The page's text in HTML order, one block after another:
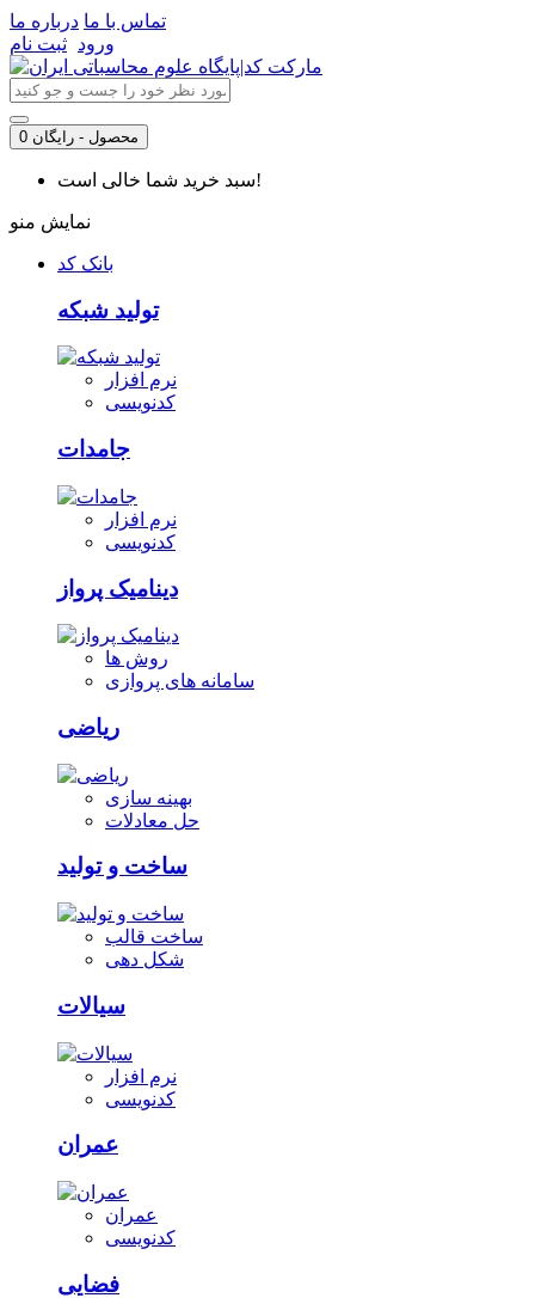
تماس با ما درباره ما
ورود ثبت نام
0 محصول - رایگان
سبد خرید شما خالی است!
نمایش منو
بانک کد
تولید شبکه
نرم افزار
کدنویسی
جامدات
نرم افزار
کدنویسی
دینامیک پرواز
روش ها
سامانه های پروازی
ریاضی
بهینه سازی
حل معادلات
ساخت و تولید
ساخت قالب
شکل دهی
سیالات
نرم افزار
کدنویسی
عمران
عمران
کدنویسی
فضایی